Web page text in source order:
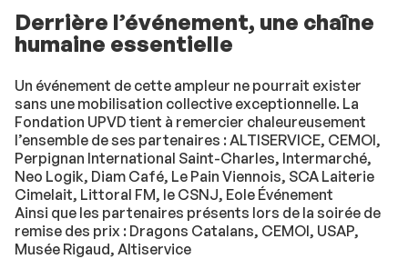
Derrière l’événement, une chaîne
humaine essentielle
Un événement de cette ampleur ne pourrait exister
sans une mobilisation collective exceptionnelle. La
Fondation UPVD tient à remercier chaleureusement
l’ensemble de ses partenaires : ALTISERVICE, CEMOI,
Perpignan International Saint-Charles, Intermarché,
Neo Logik, Diam Café, Le Pain Viennois, SCA Laiterie
Cimelait, Littoral FM, le CSNJ, Eole Événement
Ainsi que les partenaires présents lors de la soirée de
remise des prix : Dragons Catalans, CEMOI, USAP,
Musée Rigaud, Altiservice